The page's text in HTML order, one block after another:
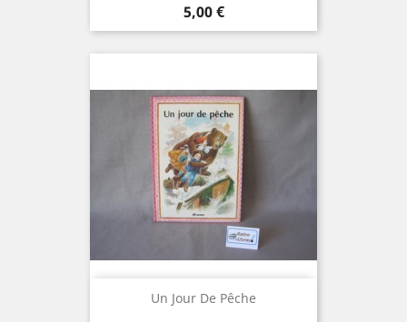
Prix
5,00 €
Un Jour De Pêche